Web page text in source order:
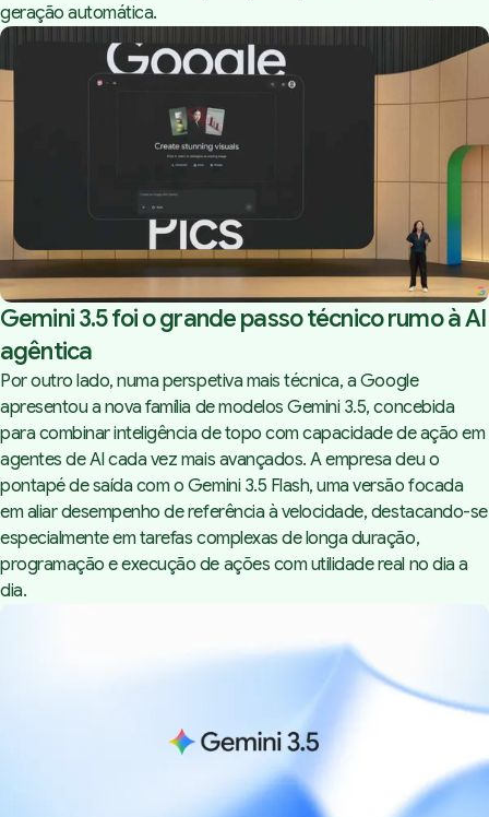
geração automática.
Gemini 3.5 foi o grande passo técnico rumo à AI
agêntica
Por outro lado, numa perspetiva mais técnica, a Google
apresentou a nova família de modelos Gemini 3.5, concebida
para combinar inteligência de topo com capacidade de ação em
agentes de AI cada vez mais avançados. A empresa deu o
pontapé de saída com o Gemini 3.5 Flash, uma versão focada
em aliar desempenho de referência à velocidade, destacando-se
especialmente em tarefas complexas de longa duração,
programação e execução de ações com utilidade real no dia a
dia.